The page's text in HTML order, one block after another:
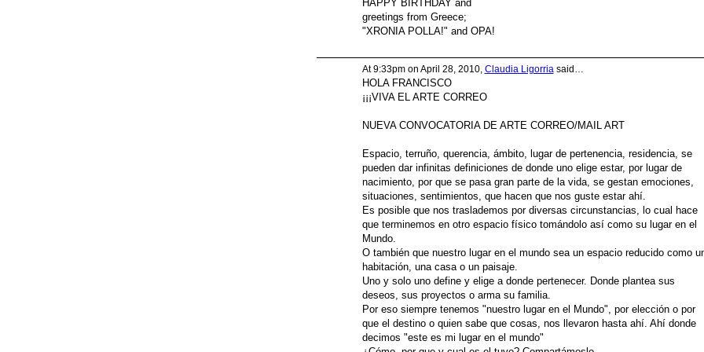
HAPPY BIRTHDAY and
greetings from Greece;
"XRONIA POLLA!" and OPA!
At 9:33pm on April 28, 2010, Claudia Ligorria said…
HOLA FRANCISCO
¡¡¡VIVA EL ARTE CORREO
NUEVA CONVOCATORIA DE ARTE CORREO/MAIL ART
Espacio, terruño, querencia, ámbito, lugar de pertenencia, residencia, se
pueden dar infinitas definiciones de donde uno elige estar, por lugar de
nacimiento, por que se pasa gran parte de la vida, se gestan emociones,
situaciones, sentimientos, que hacen que nos guste estar ahí.
Es posible que nos traslademos por diversas circunstancias, lo cual hace
que terminemos en otro espacio físico tomándolo así como su lugar en el
Mundo.
O también que nuestro lugar en el mundo sea un espacio reducido como
habitación, una casa o un paisaje.
Uno y solo uno define y elige a donde pertenecer. Donde plantea sus
deseos, sus proyectos o arma su familia.
Por eso siempre tenemos "nuestro lugar en el Mundo", por elección o por
que el destino o quien sabe que cosas, nos llevaron hasta ahí. Ahí donde
decimos "este es mi lugar en el mundo"